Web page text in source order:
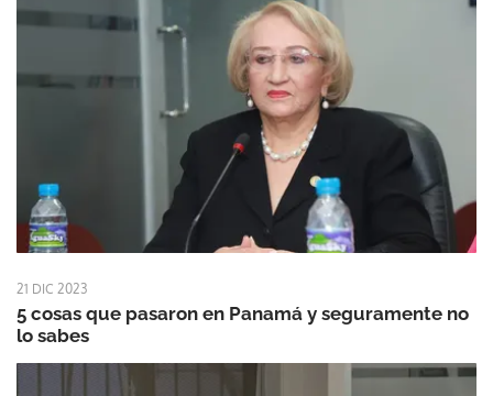
21 DIC 2023
5 cosas que pasaron en Panamá y seguramente no
lo sabes